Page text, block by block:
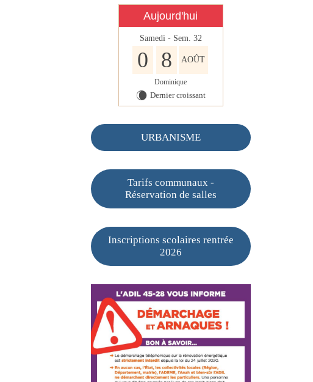
Aujourd'hui
Samedi - Sem. 32
0 8 AOÛT
Dominique
W Dernier croissant
URBANISME
Tarifs communaux -
Réservation de salles
Inscriptions scolaires rentrée
2026